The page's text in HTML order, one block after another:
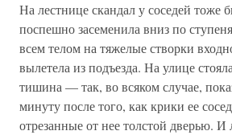
На лестнице скандал у соседей
поспешно засеменила вниз по
всем телом на тяжелые створки
вылетела из подъезда. На улице
тишина — так, во всяком случае,
минуту после того, как крики ее
отрезанные от нее толстой дверью. И